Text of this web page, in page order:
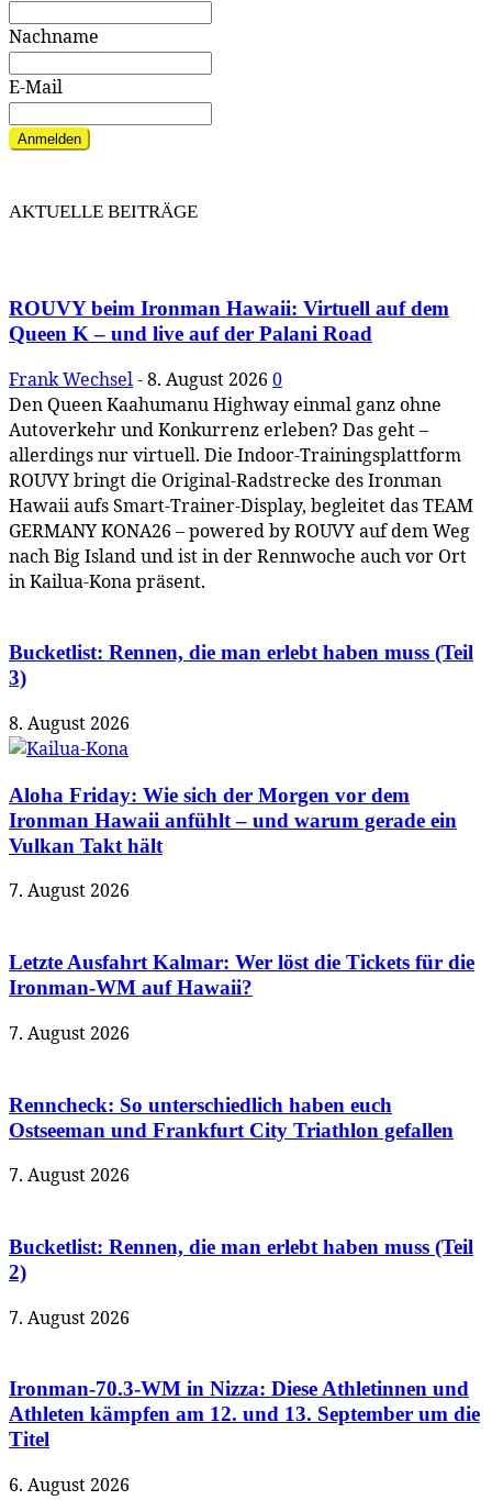
Nachname
E-Mail
Anmelden
AKTUELLE BEITRÄGE
ROUVY beim Ironman Hawaii: Virtuell auf dem
Queen K – und live auf der Palani Road
Frank Wechsel-8. August 2026 0
Den Queen Kaahumanu Highway einmal ganz ohne
Autoverkehr und Konkurrenz erleben? Das geht –
allerdings nur virtuell. Die Indoor-Trainingsplattform
ROUVY bringt die Original-Radstrecke des Ironman
Hawaii aufs Smart-Trainer-Display, begleitet das TEAM
GERMANY KONA26 – powered by ROUVY auf dem Weg
nach Big Island und ist in der Rennwoche auch vor Ort
in Kailua-Kona präsent.
Bucketlist: Rennen, die man erlebt haben muss (Teil
3)
8. August 2026
Aloha Friday: Wie sich der Morgen vor dem
Ironman Hawaii anfühlt – und warum gerade ein
Vulkan Takt hält
7. August 2026
Letzte Ausfahrt Kalmar: Wer löst die Tickets für die
Ironman-WM auf Hawaii?
7. August 2026
Renncheck: So unterschiedlich haben euch
Ostseeman und Frankfurt City Triathlon gefallen
7. August 2026
Bucketlist: Rennen, die man erlebt haben muss (Teil
2)
7. August 2026
Ironman-70.3-WM in Nizza: Diese Athletinnen und
Athleten kämpfen am 12. und 13. September um die
Titel
6. August 2026